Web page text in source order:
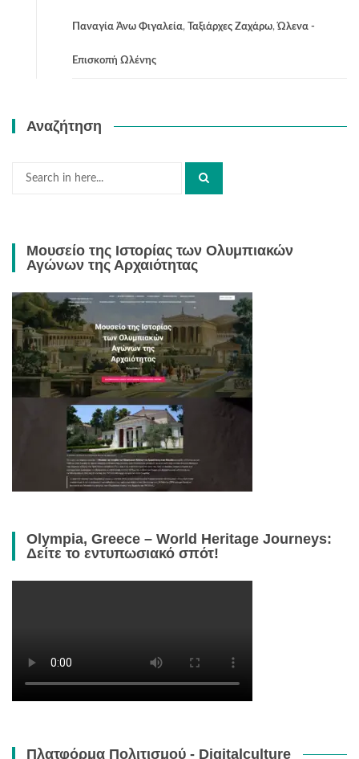
Παναγία Άνω Φιγαλεία, Ταξιάρχες Ζαχάρω, Ώλενα -
Επισκοπή Ωλένης
Αναζήτηση
Search
Μουσείο της Ιστορίας των Ολυμπιακών
Αγώνων της Αρχαιότητας
Olympia, Greece – World Heritage Journeys:
Δείτε το εντυπωσιακό σπότ!
Πλατφόρμα Πολιτισμού - Digitalculture